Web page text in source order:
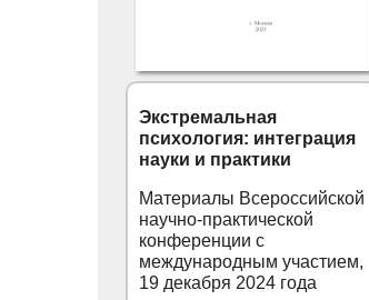
Экстремальная
психология: интеграция
науки и практики
Материалы Всероссийской
научно-практической
конференции с
международным участием,
19 декабря 2024 года